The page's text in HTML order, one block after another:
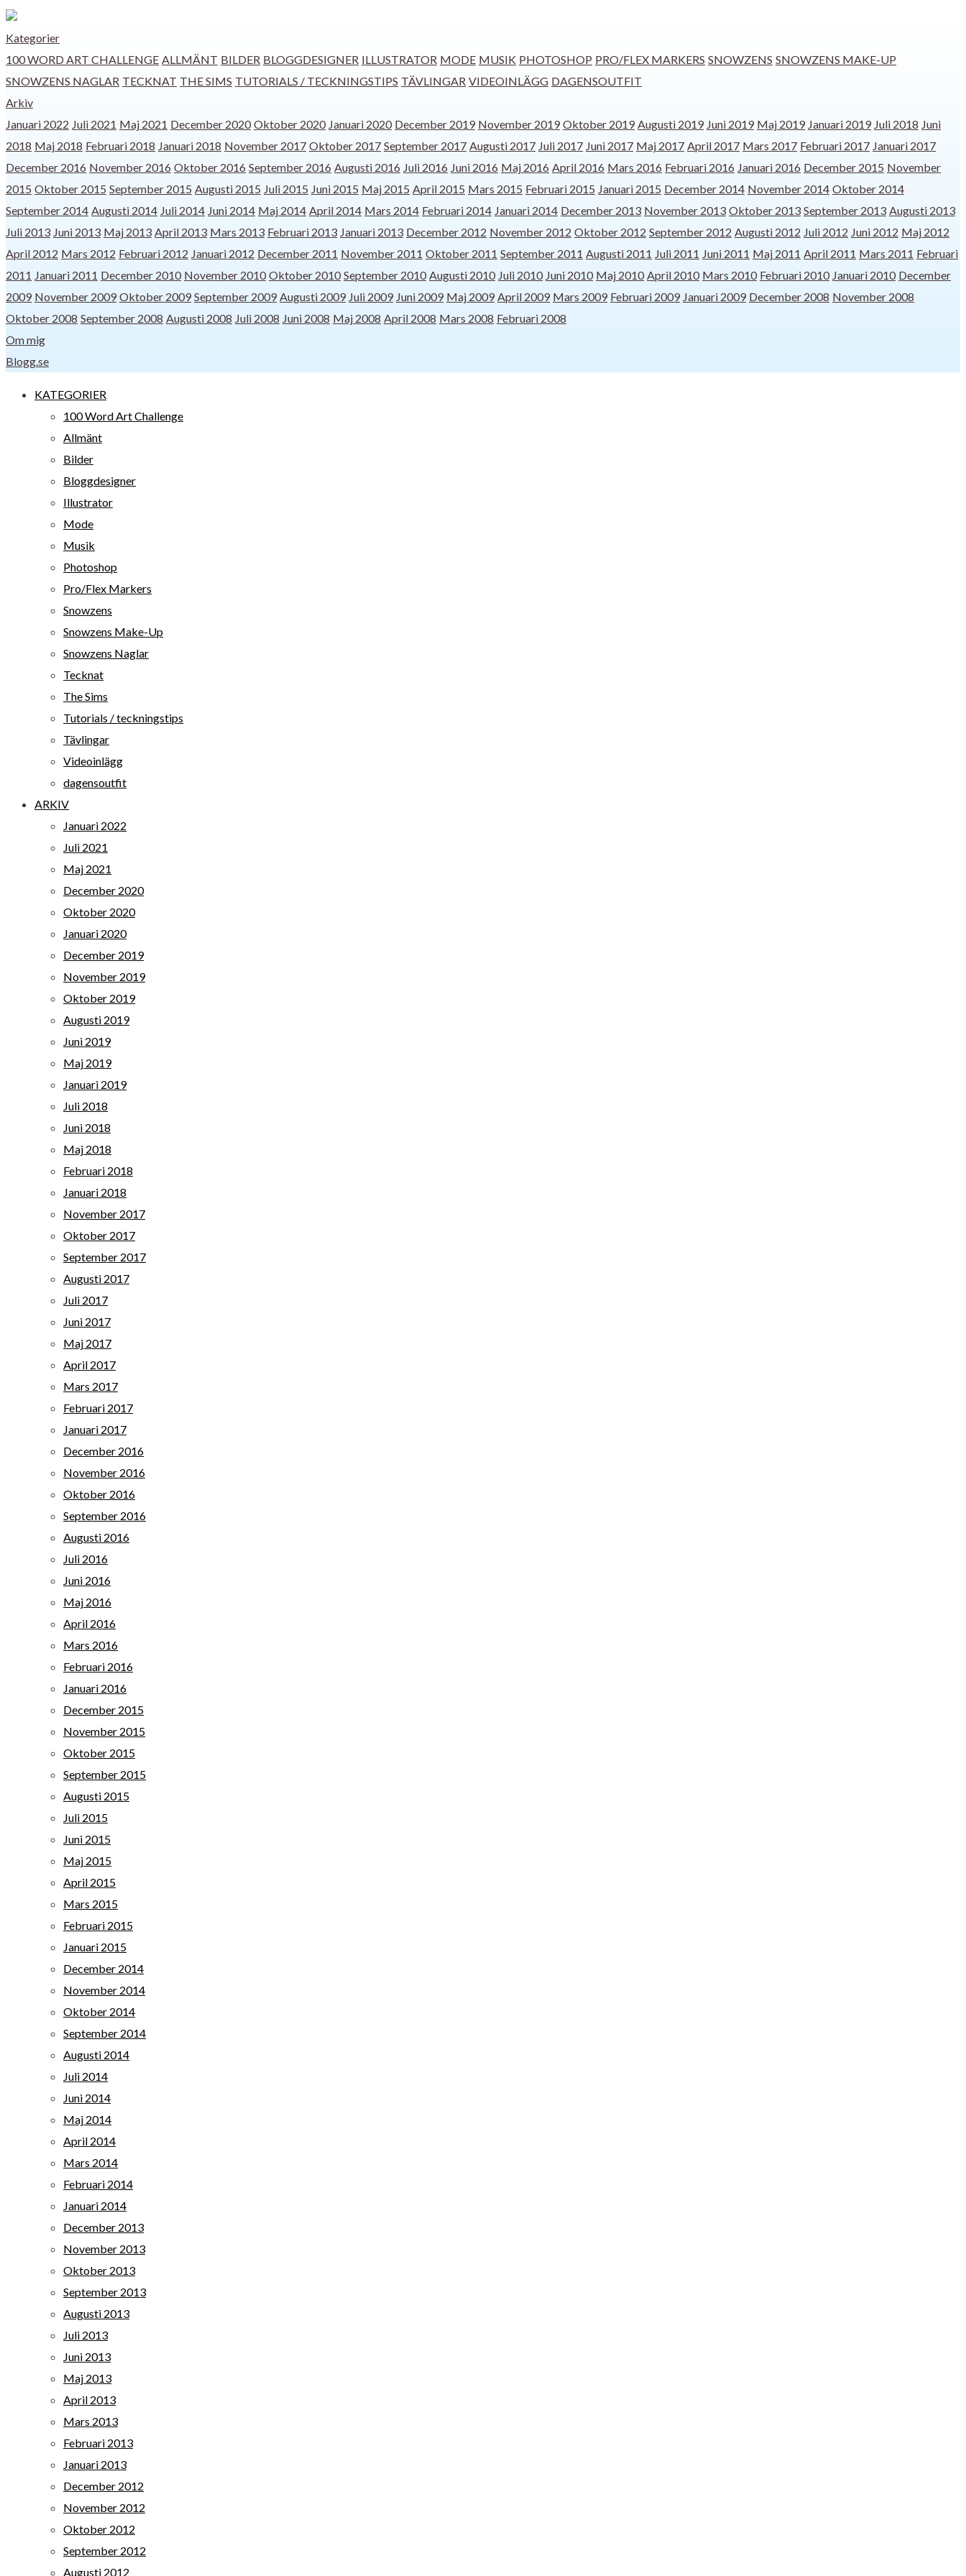
Kategorier
100 WORD ART CHALLENGE ALLMÄNT BILDER BLOGGDESIGNER ILLUSTRATOR MODE MUSIK PHOTOSHOP PRO/FLEX MARKERS SNOWZENS SNOWZENS MAKE-UP
SNOWZENS NAGLAR TECKNAT THE SIMS TUTORIALS / TECKNINGSTIPS TÄVLINGAR VIDEOINLÄGG DAGENSOUTFIT
Arkiv
Januari 2022 Juli 2021 Maj 2021 December 2020 Oktober 2020 Januari 2020 December 2019 November 2019 Oktober 2019 Augusti 2019 Juni 2019 Maj 2019 Januari 2019 Juli 2018 Juni
2018 Maj 2018 Februari 2018 Januari 2018 November 2017 Oktober 2017 September 2017 Augusti 2017 Juli 2017 Juni 2017 Maj 2017 April 2017 Mars 2017 Februari 2017 Januari 2017
December 2016 November 2016 Oktober 2016 September 2016 Augusti 2016 Juli 2016 Juni 2016 Maj 2016 April 2016 Mars 2016 Februari 2016 Januari 2016 December 2015 November
2015 Oktober 2015 September 2015 Augusti 2015 Juli 2015 Juni 2015 Maj 2015 April 2015 Mars 2015 Februari 2015 Januari 2015 December 2014 November 2014 Oktober 2014
September 2014 Augusti 2014 Juli 2014 Juni 2014 Maj 2014 April 2014 Mars 2014 Februari 2014 Januari 2014 December 2013 November 2013 Oktober 2013 September 2013 Augusti 2013
Juli 2013 Juni 2013 Maj 2013 April 2013 Mars 2013 Februari 2013 Januari 2013 December 2012 November 2012 Oktober 2012 September 2012 Augusti 2012 Juli 2012 Juni 2012 Maj 2012
April 2012 Mars 2012 Februari 2012 Januari 2012 December 2011 November 2011 Oktober 2011 September 2011 Augusti 2011 Juli 2011 Juni 2011 Maj 2011 April 2011 Mars 2011 Februari
2011 Januari 2011 December 2010 November 2010 Oktober 2010 September 2010 Augusti 2010 Juli 2010 Juni 2010 Maj 2010 April 2010 Mars 2010 Februari 2010 Januari 2010 December
2009 November 2009 Oktober 2009 September 2009 Augusti 2009 Juli 2009 Juni 2009 Maj 2009 April 2009 Mars 2009 Februari 2009 Januari 2009 December 2008 November 2008
Oktober 2008 September 2008 Augusti 2008 Juli 2008 Juni 2008 Maj 2008 April 2008 Mars 2008 Februari 2008
Om mig
Blogg.se
KATEGORIER
100 Word Art Challenge
Allmänt
Bilder
Bloggdesigner
Illustrator
Mode
Musik
Photoshop
Pro/Flex Markers
Snowzens
Snowzens Make-Up
Snowzens Naglar
Tecknat
The Sims
Tutorials / teckningstips
Tävlingar
Videoinlägg
dagensoutfit
ARKIV
Januari 2022
Juli 2021
Maj 2021
December 2020
Oktober 2020
Januari 2020
December 2019
November 2019
Oktober 2019
Augusti 2019
Juni 2019
Maj 2019
Januari 2019
Juli 2018
Juni 2018
Maj 2018
Februari 2018
Januari 2018
November 2017
Oktober 2017
September 2017
Augusti 2017
Juli 2017
Juni 2017
Maj 2017
April 2017
Mars 2017
Februari 2017
Januari 2017
December 2016
November 2016
Oktober 2016
September 2016
Augusti 2016
Juli 2016
Juni 2016
Maj 2016
April 2016
Mars 2016
Februari 2016
Januari 2016
December 2015
November 2015
Oktober 2015
September 2015
Augusti 2015
Juli 2015
Juni 2015
Maj 2015
April 2015
Mars 2015
Februari 2015
Januari 2015
December 2014
November 2014
Oktober 2014
September 2014
Augusti 2014
Juli 2014
Juni 2014
Maj 2014
April 2014
Mars 2014
Februari 2014
Januari 2014
December 2013
November 2013
Oktober 2013
September 2013
Augusti 2013
Juli 2013
Juni 2013
Maj 2013
April 2013
Mars 2013
Februari 2013
Januari 2013
December 2012
November 2012
Oktober 2012
September 2012
Augusti 2012